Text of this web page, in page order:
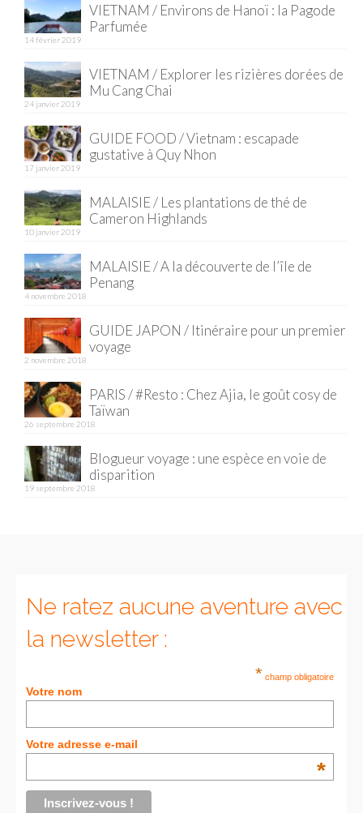
Mai Chau
Ninh Binh
EUROPE
La Réunion
Poitou
Savoie
Allemagne
Munich
Lisbonne
Royaume-Uni
– Berlin
– Munich
VIETNAM / Environs de Hanoï : la Pagode
Parfumée
14 février 2019
VIETNAM / Explorer les rizières dorées de
Mu Cang Chai
24 janvier 2019
GUIDE FOOD / Vietnam : escapade
gustative à Quy Nhon
17 janvier 2019
MALAISIE / Les plantations de thé de
Cameron Highlands
10 janvier 2019
MALAISIE / A la découverte de l’île de
Penang
4 novembre 2018
GUIDE JAPON / Itinéraire pour un premier
voyage
2 novembre 2018
PARIS / #Resto : Chez Ajia, le goût cosy de
Taïwan
26 septembre 2018
Blogueur voyage : une espèce en voie de
disparition
19 septembre 2018
Ne ratez aucune aventure avec
la newsletter :
* champ obligatoire
Votre nom
Votre adresse e-mail
*